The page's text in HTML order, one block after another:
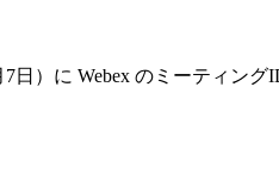
日）に Webex のミーティン